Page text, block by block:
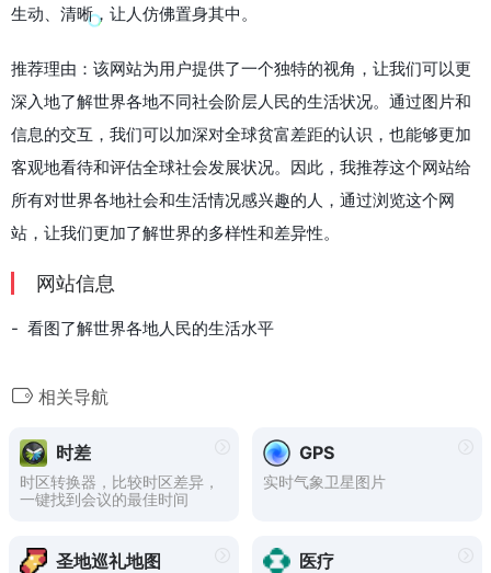
生动、清晰，让人仿佛置身其中。
推荐理由：该网站为用户提供了一个独特的视角，让我们可以更
深入地了解世界各地不同社会阶层人民的生活状况。通过图片和
信息的交互，我们可以加深对全球贫富差距的认识，也能够更加
客观地看待和评估全球社会发展状况。因此，我推荐这个网站给
所有对世界各地社会和生活情况感兴趣的人，通过浏览这个网
站，让我们更加了解世界的多样性和差异性。
网站信息
- 看图了解世界各地人民的生活水平
相关导航
时差
时区转换器，比较时区差异，
一键找到会议的最佳时间
GPS
实时气象卫星图片
圣地巡礼地图 医疗